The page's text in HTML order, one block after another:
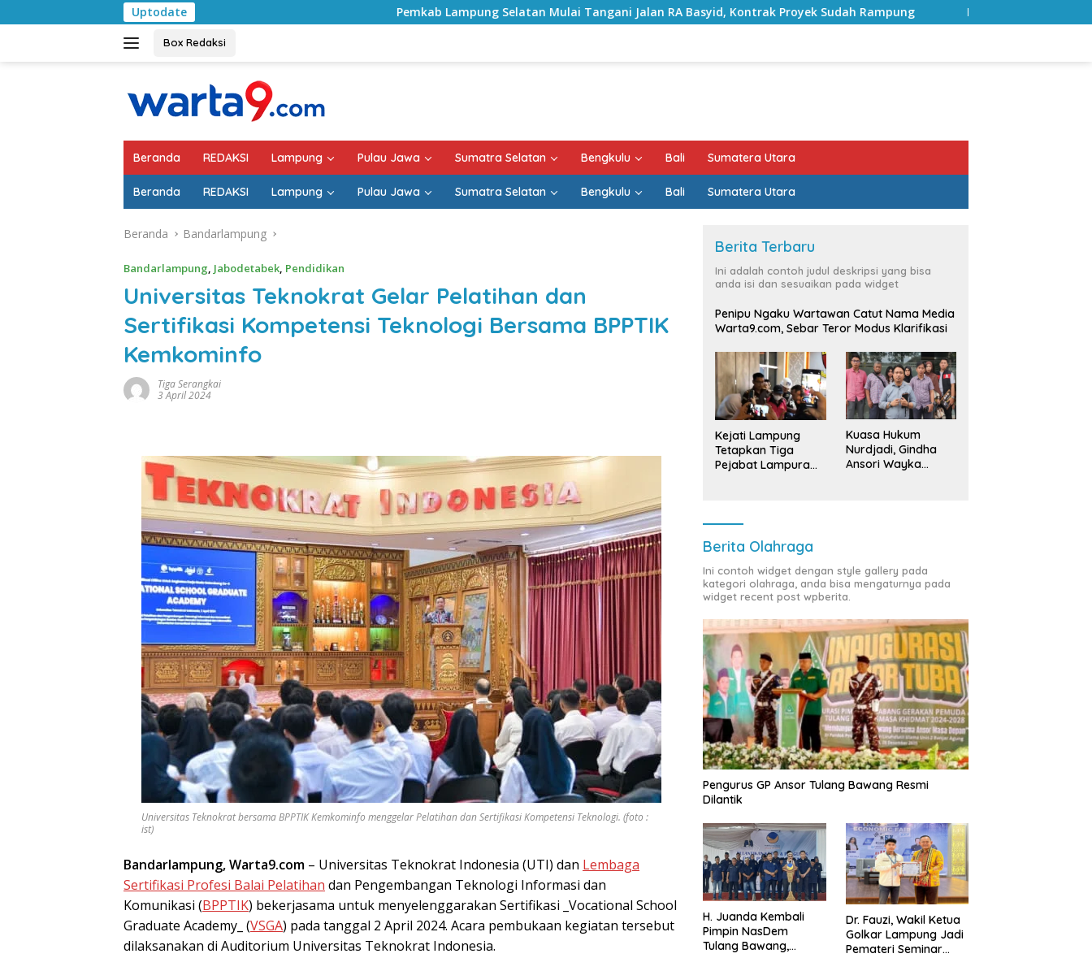
ke
Uptodate Pemkab Lampung Selatan Mulai Tangani Jalan RA Basyid, Kontrak Proyek Sudah Rampung Bulan Kemerdekaan, Bupati Lampung
Box Redaksi
Beranda REDAKSI Lampung Pulau Jawa Sumatra Selatan Bengkulu Bali Sumatera Utara
Beranda REDAKSI Lampung Pulau Jawa Sumatra Selatan Bengkulu Bali Sumatera Utara
Beranda Bandarlampung
Bandarlampung, Jabodetabek, Pendidikan
Universitas Teknokrat Gelar Pelatihan dan
Sertifikasi Kompetensi Teknologi Bersama BPPTIK
Kemkominfo
Tiga Serangkai
3 April 2024
Universitas Teknokrat bersama BPPTIK Kemkominfo menggelar Pelatihan dan Sertifikasi Kompetensi Teknologi. (foto :
ist)
Bandarlampung, Warta9.com – Universitas Teknokrat Indonesia (UTI) dan Lembaga
Sertifikasi Profesi Balai Pelatihan dan Pengembangan Teknologi Informasi dan
Komunikasi (BPPTIK) bekerjasama untuk menyelenggarakan Sertifikasi _Vocational School
Graduate Academy_ (VSGA) pada tanggal 2 April 2024. Acara pembukaan kegiatan tersebut
dilaksanakan di Auditorium Universitas Teknokrat Indonesia.
Berita Terbaru
Ini adalah contoh judul deskripsi yang bisa
anda isi dan sesuaikan pada widget
Penipu Ngaku Wartawan Catut Nama Media
Warta9.com, Sebar Teror Modus Klarifikasi
Kejati Lampung
Tetapkan Tiga
Pejabat Lampura
Kuasa Hukum
Nurdjadi, Gindha
Ansori Wayka
Berita Olahraga
Ini contoh widget dengan style gallery pada
kategori olahraga, anda bisa mengaturnya pada
widget recent post wpberita.
Pengurus GP Ansor Tulang Bawang Resmi
Dilantik
H. Juanda Kembali
Pimpin NasDem
Tulang Bawang,
Dr. Fauzi, Wakil Ketua
Golkar Lampung Jadi
Pemateri Seminar